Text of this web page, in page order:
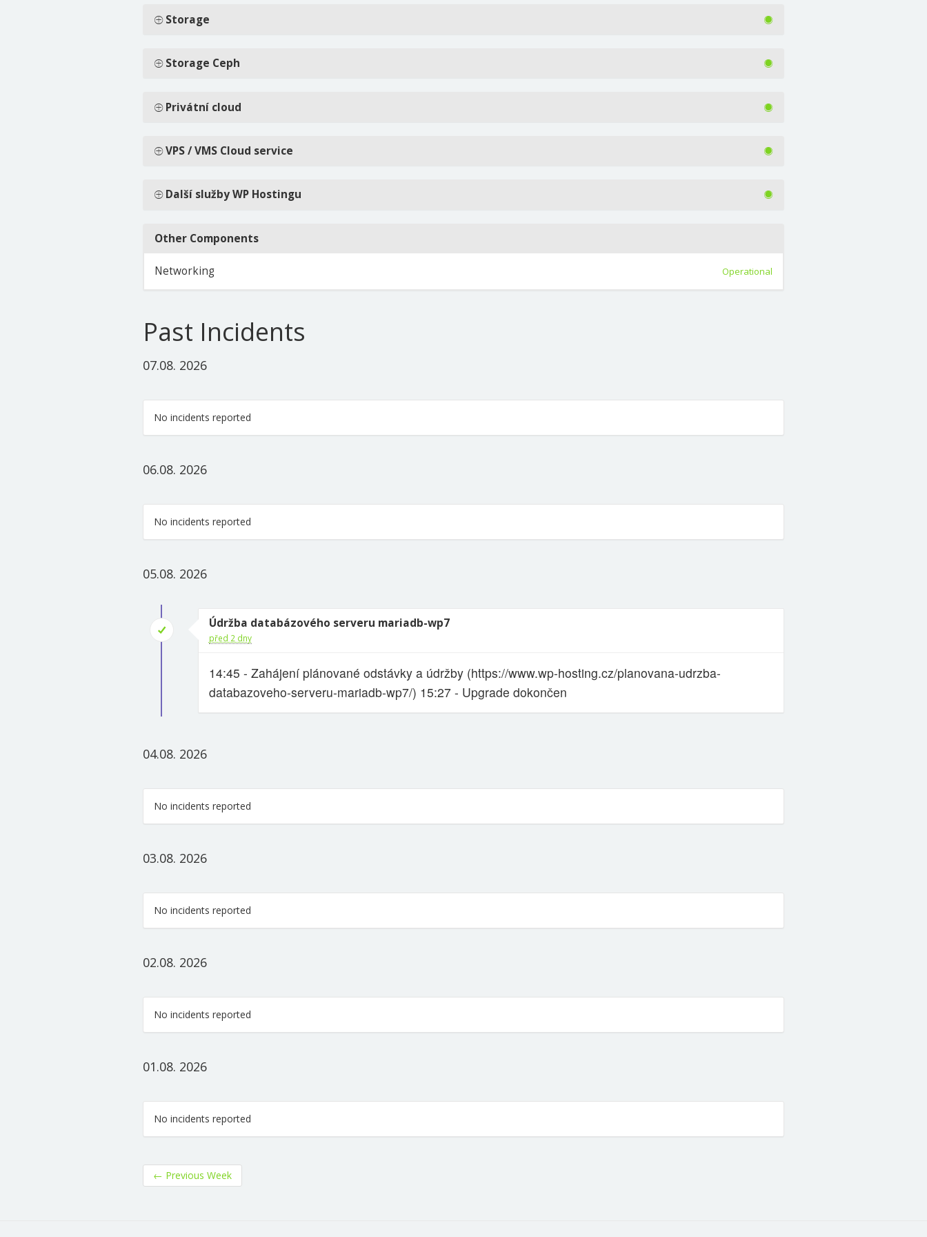
Storage
Storage Ceph
Privátní cloud
VPS / VMS Cloud service
Další služby WP Hostingu
Other Components
Networking Operational
Past Incidents
07.08. 2026
No incidents reported
06.08. 2026
No incidents reported
05.08. 2026
Údržba databázového serveru mariadb-wp7
před 2 dny
14:45 - Zahájení plánované odstávky a údržby (https://www.wp-hosting.cz/planovana-udrzba-
databazoveho-serveru-mariadb-wp7/) 15:27 - Upgrade dokončen
04.08. 2026
No incidents reported
03.08. 2026
No incidents reported
02.08. 2026
No incidents reported
01.08. 2026
No incidents reported
← Previous Week